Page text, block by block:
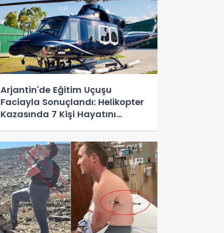
Arjantin'de Eğitim Uçuşu
Faciayla Sonuçlandı: Helikopter
Kazasında 7 Kişi Hayatını